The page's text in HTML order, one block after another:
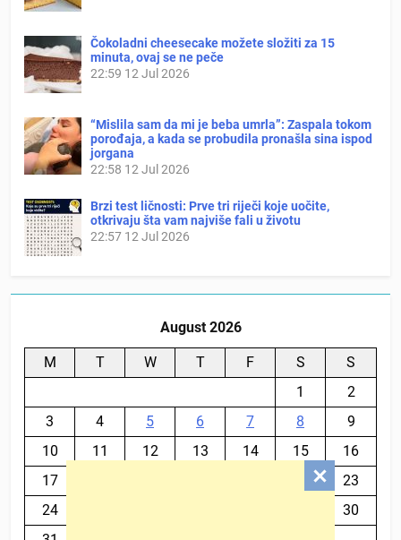
Čokoladni cheesecake možete složiti za 15
minuta, ovaj se ne peče
22:59 12 Jul 2026
“Mislila sam da mi je beba umrla”: Zaspala tokom
porođaja, a kada se probudila pronašla sina ispod
jorgana
22:58 12 Jul 2026
Brzi test ličnosti: Prve tri riječi koje uočite,
otkrivaju šta vam najviše fali u životu
22:57 12 Jul 2026
August 2026
M T W T F S
S
1
2
3
4 5 6 7 8
9
10
11 12 13 14 15
16
17
23
24
30